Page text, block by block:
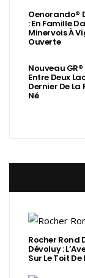
Oenorando®
: En Famille
Minervois À
Ouverte
Nouveau GR®
Entre Deux
Dernier De La
Né
Rocher Rond
Dévoluy :
Sur Le Toit